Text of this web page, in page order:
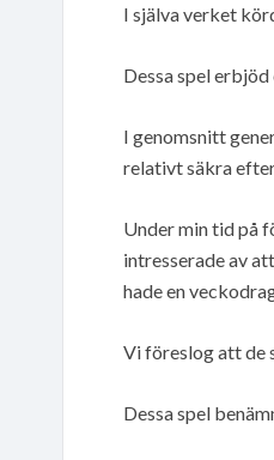
I själva verket
Dessa spel
I genomsnitt
relativt säkra
Under min tid på
intresserade av
hade en
Vi föreslog att
Dessa spel